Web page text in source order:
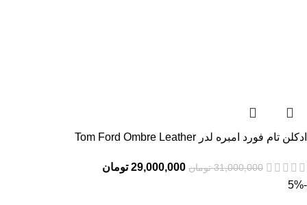
ادکلن تام فورد امبره لدر Tom Ford Ombre Leather
31,000,000 تومان 29,000,000 تومان
-5%